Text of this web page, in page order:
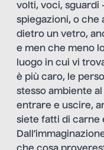
volti, voci, sguardi
spiegazioni, o che
dietro un vetro,
e men che meno
luogo in cui vi
è più caro, le
stesso ambiente
entrare e uscire,
siete fatti di carne